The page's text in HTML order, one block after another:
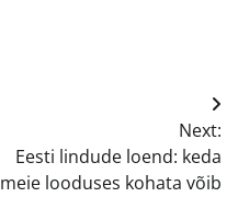
Next:
Eesti lindude loend: keda
meie looduses kohata võib